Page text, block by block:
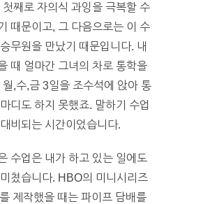
첫째로 자의식 과잉을 극복할 수
때문이고, 그 다음으로는 이 수
무원을 만났기 때문입니다. 내
때 얼마간 그녀의 차로 통학을
월,수,금 3일을 조수석에 앉아 통
디도 하지 못했죠. 말하기 수업
비되는 시간이었습니다.
수업은 내가 하고 있는 일에도
쳤습니다. HBO의 미니시리즈
제작했을 때는 파이프 담배를